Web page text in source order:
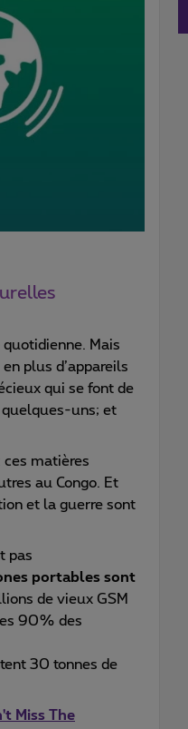
Mais
plus d’appareils
qui se font de
quelques-uns; et
ces matières
au Congo. Et
et la guerre sont
pas
portables sont
de vieux GSM
90% des
30 tonnes de
Miss The